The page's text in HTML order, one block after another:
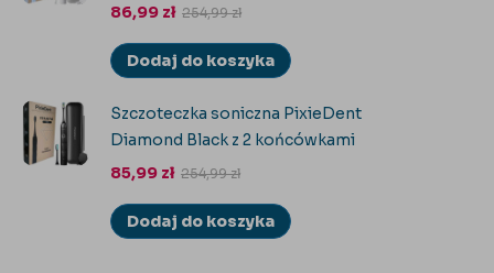
86,99 zł 254,99zł
Dodaj do koszyka
Szczoteczka soniczna PixieDent
Diamond Black z 2 końcówkami
85,99 zł 254,99zł
Dodaj do koszyka